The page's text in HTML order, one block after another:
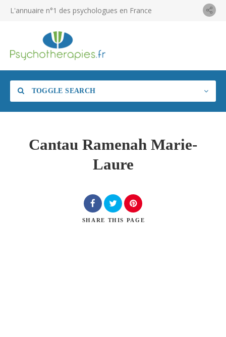
L'annuaire n°1 des psychologues en France
TOGGLE SEARCH
Cantau Ramenah Marie-
Laure
SHARE THIS PAGE